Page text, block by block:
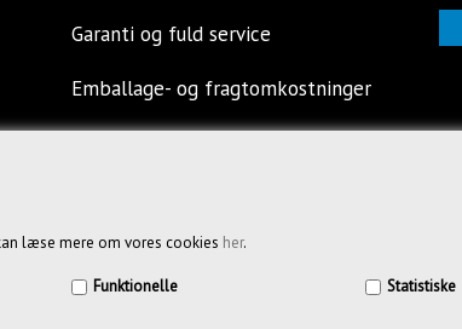
læse mere om vores cookies her.
Funktionelle Statistiske
Garanti og fuld service
Emballage- og fragtomkostninger
Vejledende priser